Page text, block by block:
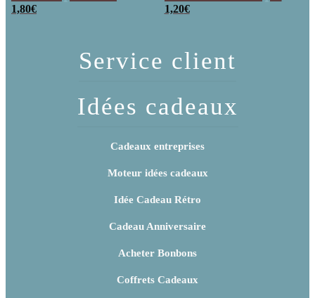
poudre (x20)
1,80€
x 3
1,20€
Service client
Idées cadeaux
Cadeaux entreprises
Moteur idées cadeaux
Idée Cadeau Rétro
Cadeau Anniversaire
Acheter Bonbons
Coffrets Cadeaux